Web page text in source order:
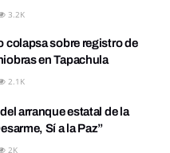
3.2K
colapsa sobre registro de
en Tapachula
2.1K
arranque estatal de la
Sí a la Paz”
2K